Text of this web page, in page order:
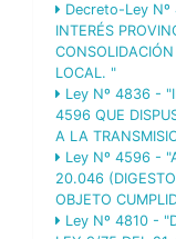
Decreto-Ley Nº
INTERÉS
LOCAL. "
Ley Nº 4836 -
4596 QUE
A LA
Ley Nº 4596 -
20.046
OBJETO
Ley Nº 4810 -